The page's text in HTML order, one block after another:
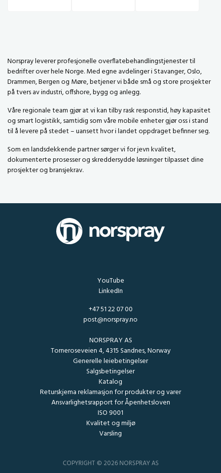
Norspray leverer profesjonelle overflatebehandlingstjenester til
bedrifter over hele Norge. Med egne avdelinger i Stavanger, Oslo,
Drammen, Bergen og Møre, betjener vi både små og store prosjekter
på tvers av industri, offshore, bygg og anlegg.
Våre regionale team gjør at vi kan tilby rask responstid, høy kapasitet
og smart logistikk, samtidig som våre mobile enheter gjør oss i stand
til å levere på stedet – uansett hvor i landet oppdraget befinner seg.
Som en landsdekkende partner sørger vi for jevn kvalitet,
dokumenterte prosesser og skreddersydde løsninger tilpasset dine
prosjekter og bransjekrav.
YouTube
LinkedIn
+47 51 22 07 00
post@norspray.no
NORSPRAY AS
Torneroseveien 4, 4315 Sandnes, Norway
Generelle leiebetingelser
Salgsbetingelser
Katalog
Returskjema reklamasjon for produkter og varer
Ansvarlighetsrapport for Åpenhetsloven
ISO 9001
Kvalitet og miljø
Varsling
COPYRIGHT © 2026 NORSPRAY AS